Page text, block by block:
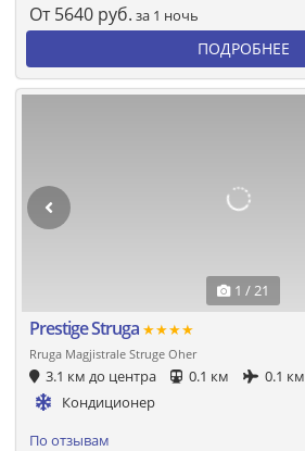
От 5640 руб. за 1 ночь
ПОДРОБНЕЕ
1 / 21
Prestige Struga ★★★★
Rruga Magjistrale Struge Oher
3.1 км до центра 0.1 км
0.1 км
Кондиционер
По отзывам